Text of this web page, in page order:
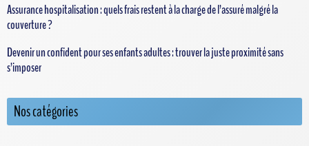
Assurance hospitalisation : quels frais restent à la charge de l’assuré malgré la
couverture ?
Devenir un confident pour ses enfants adultes : trouver la juste proximité sans
s’imposer
Nos catégories